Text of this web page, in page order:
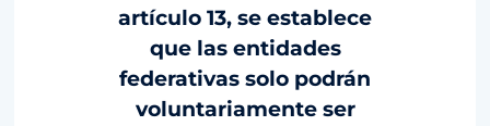
artículo 13, se establece
que las entidades
federativas solo podrán
voluntariamente ser